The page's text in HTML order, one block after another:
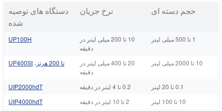
حجم دسته ای
نرخ جریان
دستگاه های توصیه
شده
1 تا 500 میلی لیتر
10 تا 200 میلی لیتر در
دقیقه
UP100H
10 تا 2000 میلی لیتر
20 تا 400 میلی لیتر در
دقیقه
تا 200 هرتز ، UP400St
0.1 تا 20 لیتر 0.2 تا 4 لیتر در دقیقه
UIP2000hdT
10 تا 100 لیتر
2 تا 10 لیتر در دقیقه
UIP4000hdT